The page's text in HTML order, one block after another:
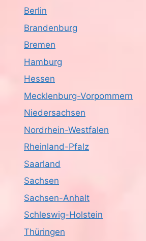
Berlin
Brandenburg
Bremen
Hamburg
Hessen
Mecklenburg-Vorpommern
Niedersachsen
Nordrhein-Westfalen
Rheinland-Pfalz
Saarland
Sachsen
Sachsen-Anhalt
Schleswig-Holstein
Thüringen